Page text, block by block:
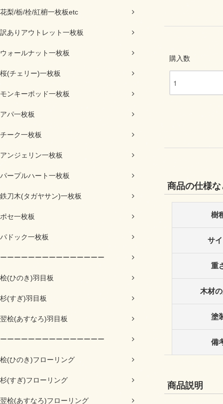
花梨/栃/栓/紅椨一枚板etc
訳ありアウトレット一枚板
ウォールナット一枚板
桜(チェリー)一枚板
モンキーポッド一枚板
アパ一枚板
チーク一枚板
アンジェリン一枚板
パープルハート一枚板
鉄刀木(タガヤサン)一枚板
ポセ一枚板
パドック一枚板
ーーーーーーーーーーーーーーー
桧(ひのき)羽目板
杉(すぎ)羽目板
翌桧(あすなろ)羽目板
ーーーーーーーーーーーーーーー
桧(ひのき)フローリング
杉(すぎ)フローリング
翌桧(あすなろ)フローリング
購入数
商品の仕様な
樹
サ
重
木材
塗
備
商品説明